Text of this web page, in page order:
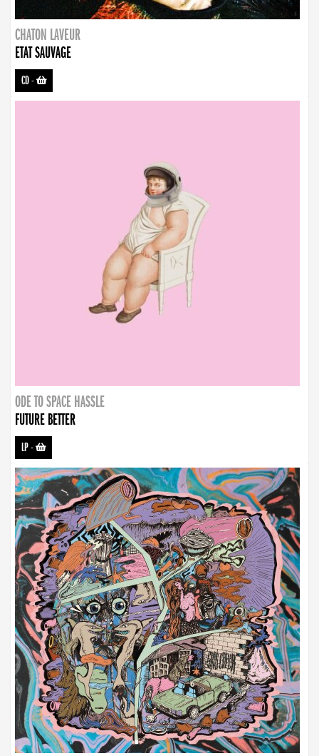
CHATON LAVEUR
ETAT SAUVAGE
CD-
ODE TO SPACE HASSLE
FUTURE BETTER
LP-